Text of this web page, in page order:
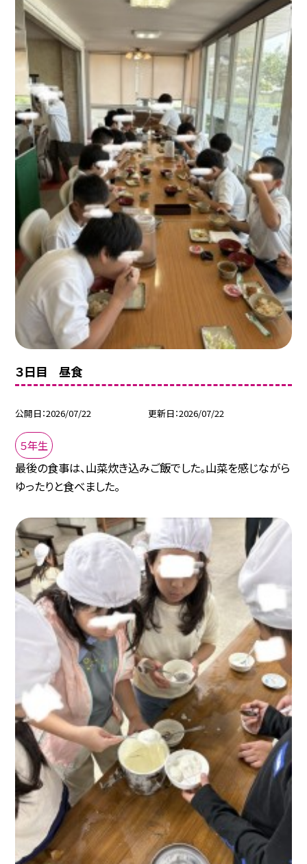
３日目 昼食
公開日 2026/07/22 更新日 2026/07/22
５年生
最後の食事は、山菜炊き込みご飯でした。山菜を感じながら
ゆったりと食べました。